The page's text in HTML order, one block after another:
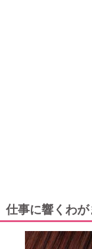
仕事に響くわ